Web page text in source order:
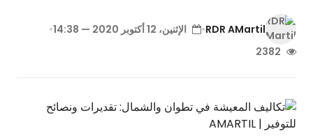
RDR AMartil
• الإثنين، 12 أكتوبر 2020 — 14:38
•